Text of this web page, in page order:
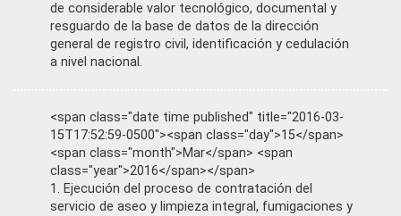
de considerable valor tecnológico, documental y
resguardo de la base de datos de la dirección
general de registro civil, identificación y cedulación
a nivel nacional.
<span class="date time published" title="2016-03-
15T17:52:59-0500"><span class="day">15</span>
<span class="month">Mar</span> <span
class="year">2016</span></span>
1. Ejecución del proceso de contratación del
servicio de aseo y limpieza integral, fumigaciones y